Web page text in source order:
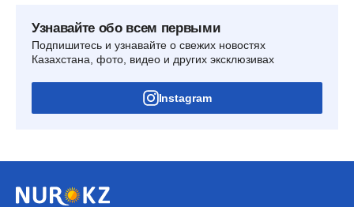
Узнавайте обо всем первыми
Подпишитесь и узнавайте о свежих новостях
Казахстана, фото, видео и других эксклюзивах
Instagram